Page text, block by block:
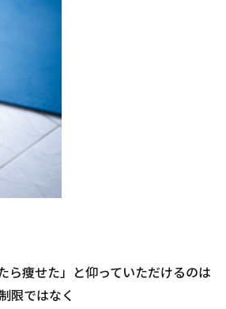
ら痩せた」と仰っていただけるのは
限ではなく